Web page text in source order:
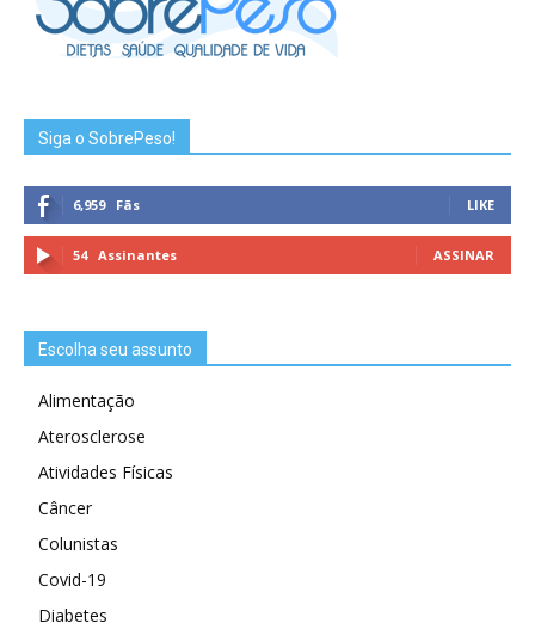
Siga o SobrePeso!
6,959 Fãs LIKE
54 Assinantes ASSINAR
Escolha seu assunto
Alimentação
Aterosclerose
Atividades Físicas
Câncer
Colunistas
Covid-19
Diabetes